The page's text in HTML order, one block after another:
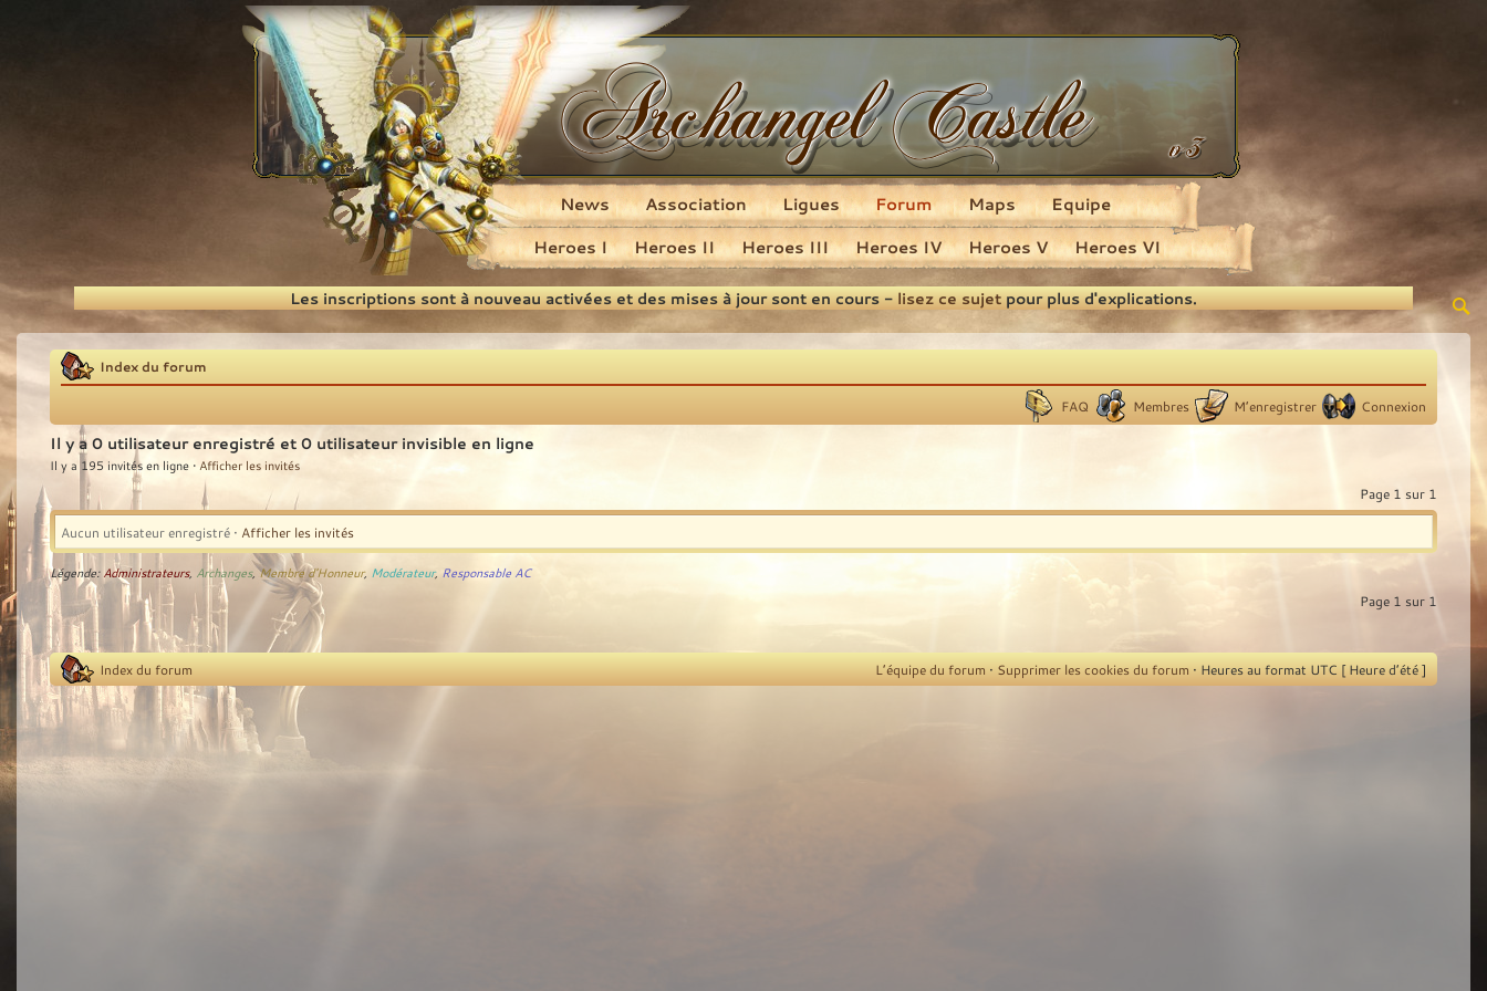
Recherche
Heroes I Heroes II Heroes III Heroes IV Heroes V Heroes VI
News Association Ligues Forum Maps Equipe
Les inscriptions sont à nouveau activées et des mises à jour sont en cours -lisez ce sujetpour plus d'explications.
Index du forum
FAQ Membres M’enregistrer Connexion
Il y a 0 utilisateur enregistré et 0 utilisateur invisible en ligne
Il y a 195 invités en ligne • Afficher les invités
Page 1 sur 1
Aucun utilisateur enregistré • Afficher les invités
Légende: Administrateurs, Archanges,Membre d'Honneur, Modérateur, Responsable AC
Page 1 sur 1
Index du forum L’équipe du forum • Supprimer les cookies du forum • Heures au format UTC [ Heure d’été ]